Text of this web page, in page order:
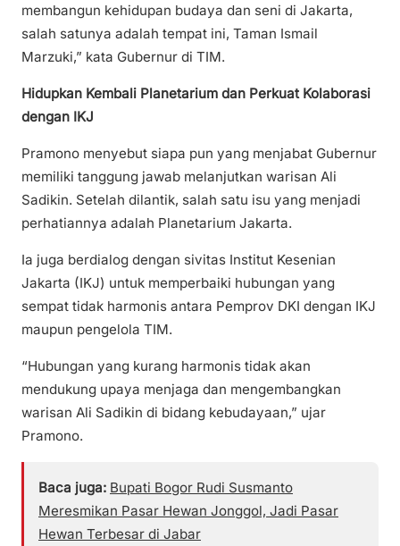
membangun kehidupan budaya dan seni di Jakarta,
salah satunya adalah tempat ini, Taman Ismail
Marzuki,” kata Gubernur di TIM.
Hidupkan Kembali Planetarium dan Perkuat Kolaborasi
dengan IKJ
Pramono menyebut siapa pun yang menjabat Gubernur
memiliki tanggung jawab melanjutkan warisan Ali
Sadikin. Setelah dilantik, salah satu isu yang menjadi
perhatiannya adalah Planetarium Jakarta.
Ia juga berdialog dengan sivitas Institut Kesenian
Jakarta (IKJ) untuk memperbaiki hubungan yang
sempat tidak harmonis antara Pemprov DKI dengan IKJ
maupun pengelola TIM.
“Hubungan yang kurang harmonis tidak akan
mendukung upaya menjaga dan mengembangkan
warisan Ali Sadikin di bidang kebudayaan,” ujar
Pramono.
Baca juga: Bupati Bogor Rudi Susmanto
Meresmikan Pasar Hewan Jonggol, Jadi Pasar
Hewan Terbesar di Jabar